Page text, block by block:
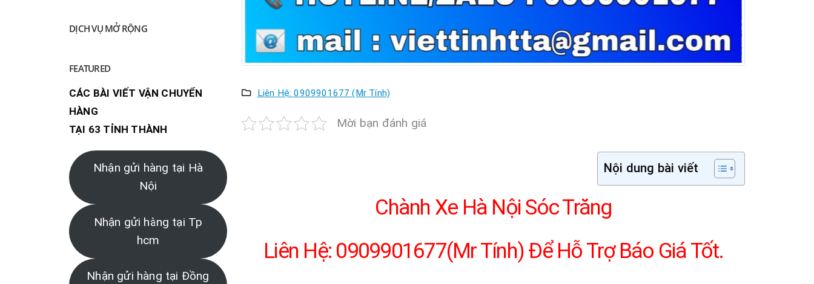
Liên Hệ: 0909901677 (Mr Tính)
Mời bạn đánh giá
Nội dung bài viết
Chành Xe Hà Nội Sóc Trăng
Liên Hệ: 0909901677(Mr Tính) Để Hỗ Trợ Báo Giá Tốt.
DỊCH VỤ MỞ RỘNG
FEATURED
CÁC BÀI VIẾT VẬN CHUYỂN
HÀNG
TẠI 63 TỈNH THÀNH
Nhận gửi hàng tại Hà
Nội
Nhận gửi hàng tại Tp
hcm
Nhận gửi hàng tại Đồng